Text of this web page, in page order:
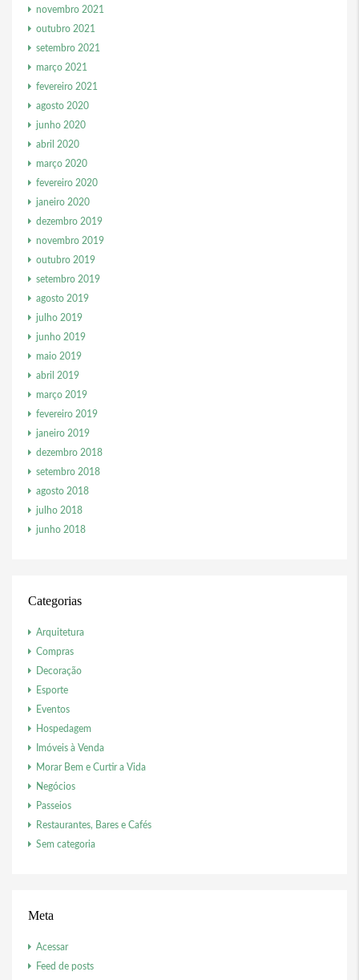
novembro 2021
outubro 2021
setembro 2021
março 2021
fevereiro 2021
agosto 2020
junho 2020
abril 2020
março 2020
fevereiro 2020
janeiro 2020
dezembro 2019
novembro 2019
outubro 2019
setembro 2019
agosto 2019
julho 2019
junho 2019
maio 2019
abril 2019
março 2019
fevereiro 2019
janeiro 2019
dezembro 2018
setembro 2018
agosto 2018
julho 2018
junho 2018
Categorias
Arquitetura
Compras
Decoração
Esporte
Eventos
Hospedagem
Imóveis à Venda
Morar Bem e Curtir a Vida
Negócios
Passeios
Restaurantes, Bares e Cafés
Sem categoria
Meta
Acessar
Feed de posts